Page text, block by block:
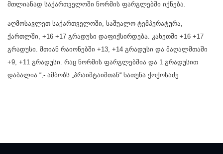
მთლიანად საქართველოში ნორმის ფარგლებში იქნება.
აღმოსავლეთ საქართველოში, საშუალო ტემპერატურა,
ქართლში, +16 +17 გრადუსი დაფიქსირდება. კახეთში +16 +17
გრადუსი. მთიან რაიონებში +13, +14 გრადუსი და მაღალმთაში
+9, +11 გრადუსი. რაც ნორმის ფარგლებშია და 1 გრადუსით
დაბალია.“,- ამბობს „პრაიმტაიმთან“ ხათუნა ქოქოსაძე